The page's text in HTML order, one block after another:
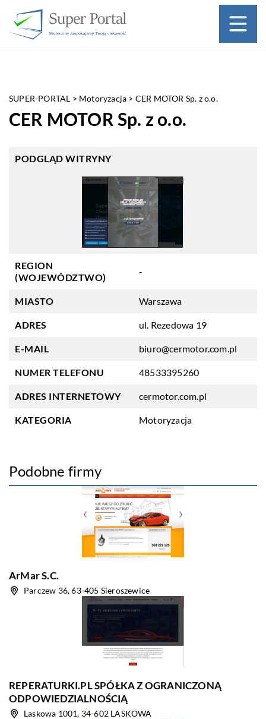
SUPER-PORTAL > Motoryzacja > CER MOTOR Sp. z o.o.
CER MOTOR Sp. z o.o.
PODGLĄD WITRYNY
REGION
(WOJEWÓDZTWO)
-
MIASTO Warszawa
ADRES ul. Rezedowa 19
E-MAIL biuro@cermotor.com.pl
NUMER TELEFONU 48533395260
ADRES INTERNETOWY cermotor.com.pl
KATEGORIA Motoryzacja
Podobne firmy
ArMar S.C.
Parczew 36, 63-405 Sieroszewice
REPERATURKI.PL SPÓŁKA Z OGRANICZONĄ
ODPOWIEDZIALNOŚCIĄ
Laskowa 1001, 34-602 LASKOWA